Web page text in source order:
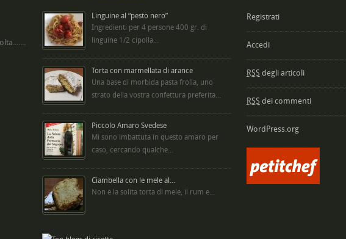
Linguine al “pesto nero”
Ingredienti per 4 persone 400 gr. di
linguine 1/2 cipolla...
Torta con marmellata di arance
Una base di morbida pasta frolla, uno
strato della vostra confettura preferita...
Piccolo Amaro Svedese
Mi sono imbattuta in questo amaro per
caso, cercando qualche...
Ciambella con le mele al...
Non è la solita torta di mele, il rum e...
Registrati
Accedi
RSS degli articoli
RSS dei commenti
WordPress.org